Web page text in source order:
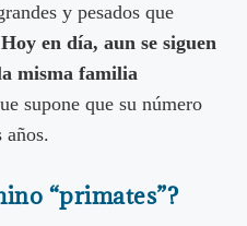
y pesados que
Hoy en día, aun se siguen
misma familia
supone que su número
años.
“primates”?